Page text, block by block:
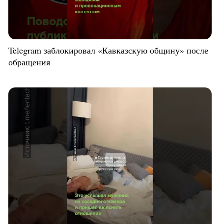
Telegram заблокировал «Кавказскую общину» после
обращения